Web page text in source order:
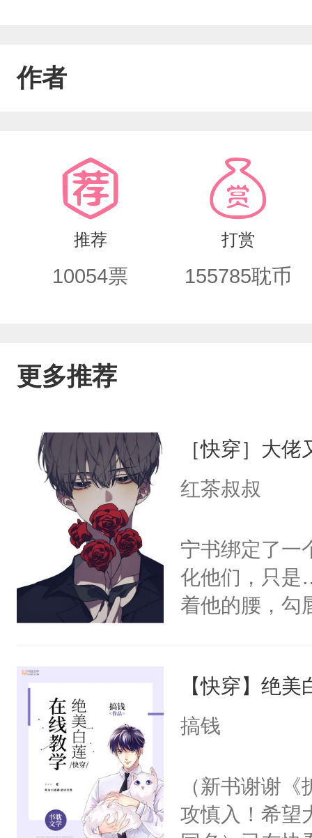
红:“如果你干不掉我，那就轮到我干你
纤细的脚踝往自己怀里拖:“撒谎的小骗
通红软声求饶:“我错了，轻一点亲好
线:“离她远点，不然我让你吃不了打包
作者
推荐
10054票
打赏
155785耽币
更多推荐
［快穿］大
红茶叔叔
宁书绑定了一
化他们，只是
着他的腰，勾
来，给老公
用力——为你
【快穿】绝
搞钱
（新书谢谢
攻慎入！希望